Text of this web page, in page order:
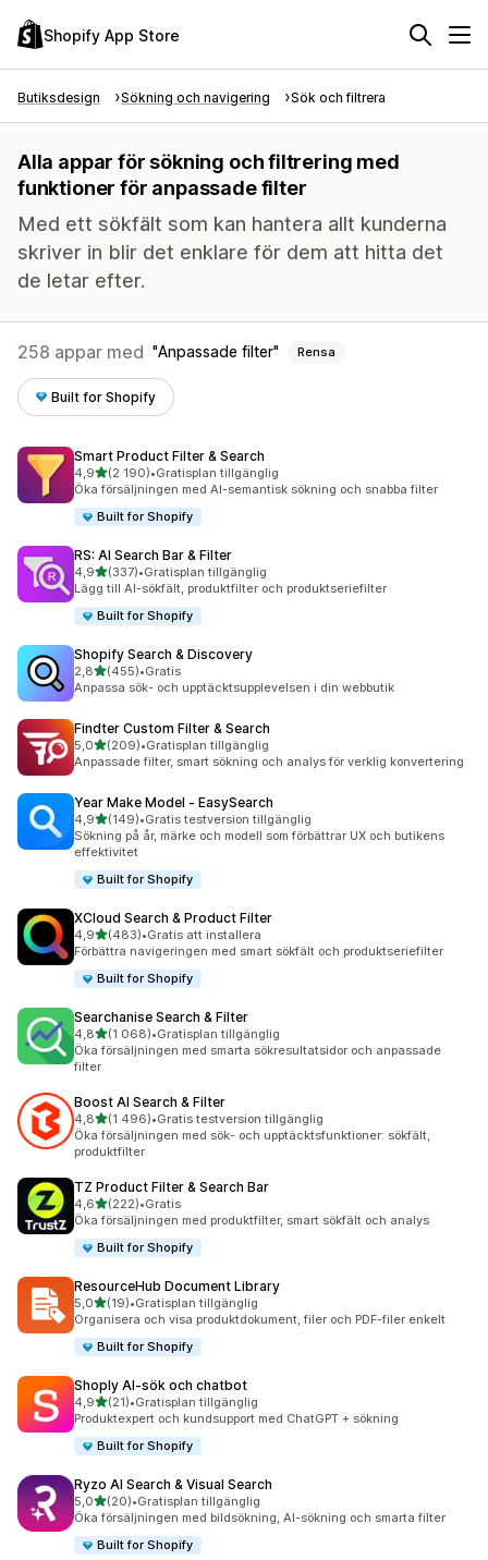
Shopify App Store
Butiksdesign Sökning och navigering Sök och filtrera
Alla appar för sökning och filtrering med
funktioner för anpassade filter
Med ett sökfält som kan hantera allt kunderna
skriver in blir det enklare för dem att hitta det
de letar efter.
258 appar med Anpassade filter Rensa
Built for Shopify
Smart Product Filter & Search
4,9av 5 stjärnor
(2 190)
2190 recensioner totalt
•Gratisplan tillgänglig
Öka försäljningen med AI-semantisk sökning och snabba filter
Built for Shopify
RS: AI Search Bar & Filter
4,9av 5 stjärnor
(337)
337 recensioner totalt
•Gratisplan tillgänglig
Lägg till AI-sökfält, produktfilter och produktseriefilter
Built for Shopify
Shopify Search & Discovery
2,8av 5 stjärnor
(455)
455 recensioner totalt
•Gratis
Anpassa sök- och upptäcktsupplevelsen i din webbutik
Findter Custom Filter & Search
5,0av 5 stjärnor
(209)
209 recensioner totalt
•Gratisplan tillgänglig
Anpassade filter, smart sökning och analys för verklig konvertering
Year Make Model ‑ EasySearch
4,9av 5 stjärnor
(149)
149 recensioner totalt
•Gratis testversion tillgänglig
Sökning på år, märke och modell som förbättrar UX och butikens
effektivitet
Built for Shopify
XCloud Search & Product Filter
4,9av 5 stjärnor
(483)
483 recensioner totalt
•Gratis att installera
Förbättra navigeringen med smart sökfält och produktseriefilter
Built for Shopify
Searchanise Search & Filter
4,8av 5 stjärnor
(1 068)
1068 recensioner totalt
•Gratisplan tillgänglig
Öka försäljningen med smarta sökresultatsidor och anpassade
filter
Boost AI Search & Filter
4,8av 5 stjärnor
(1 496)
1496 recensioner totalt
•Gratis testversion tillgänglig
Öka försäljningen med sök- och upptäcktsfunktioner: sökfält,
produktfilter
TZ Product Filter & Search Bar
4,6av 5 stjärnor
(222)
222 recensioner totalt
•Gratis
Öka försäljningen med produktfilter, smart sökfält och analys
Built for Shopify
ResourceHub Document Library
5,0av 5 stjärnor
(19)
19 recensioner totalt
•Gratisplan tillgänglig
Organisera och visa produktdokument, filer och PDF-filer enkelt
Built for Shopify
Shoply AI‑sök och chatbot
4,9av 5 stjärnor
(21)
21 recensioner totalt
•Gratisplan tillgänglig
Produktexpert och kundsupport med ChatGPT + sökning
Built for Shopify
Ryzo AI Search & Visual Search
5,0av 5 stjärnor
(20)
20 recensioner totalt
•Gratisplan tillgänglig
Öka försäljningen med bildsökning, AI-sökning och smarta filter
Built for Shopify